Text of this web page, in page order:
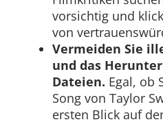
vorsichtig und
von
Vermeiden Sie
und das
Dateien. Egal, ob
Song von Taylor
ersten Blick auf